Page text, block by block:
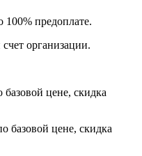
предоплате.
организации.
цене, скидка
базовой цене, скидка